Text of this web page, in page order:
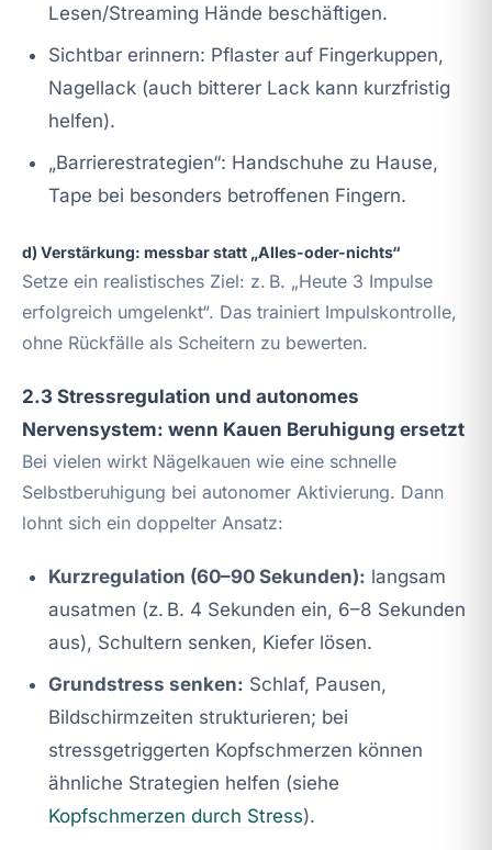
Lesen/Streaming Hände beschäftigen.
Sichtbar erinnern: Pflaster auf Fingerkuppen,
Nagellack (auch bitterer Lack kann kurzfristig
helfen).
„Barrierestrategien“: Handschuhe zu Hause,
Tape bei besonders betroffenen Fingern.
d) Verstärkung: messbar statt „Alles-oder-nichts“
Setze ein realistisches Ziel: z. B. „Heute 3 Impulse
erfolgreich umgelenkt“. Das trainiert Impulskontrolle,
ohne Rückfälle als Scheitern zu bewerten.
2.3 Stressregulation und autonomes
Nervensystem: wenn Kauen Beruhigung ersetzt
Bei vielen wirkt Nägelkauen wie eine schnelle
Selbstberuhigung bei autonomer Aktivierung. Dann
lohnt sich ein doppelter Ansatz:
Kurzregulation (60–90 Sekunden): langsam
ausatmen (z. B. 4 Sekunden ein, 6–8 Sekunden
aus), Schultern senken, Kiefer lösen.
Grundstress senken: Schlaf, Pausen,
Bildschirmzeiten strukturieren; bei
stressgetriggerten Kopfschmerzen können
ähnliche Strategien helfen (siehe
Kopfschmerzen durch Stress).